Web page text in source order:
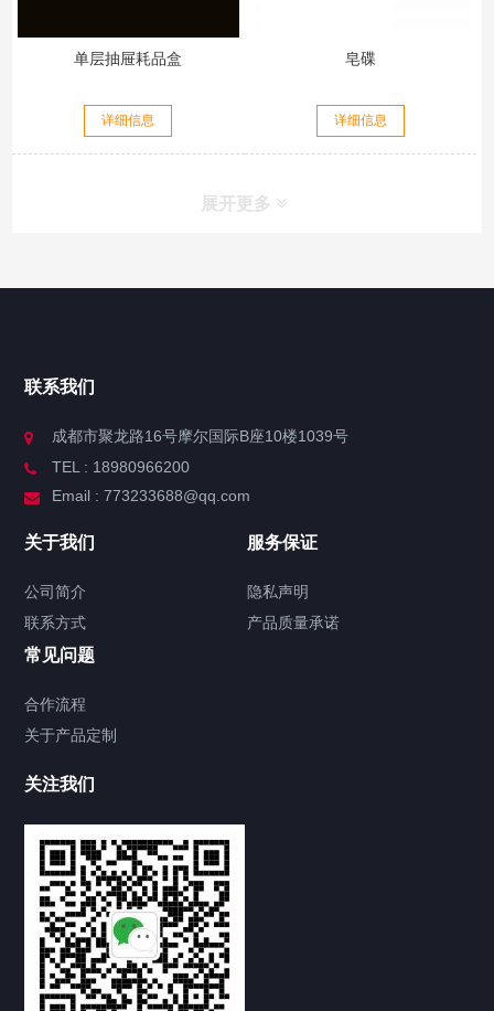
单层抽屉耗品盒
详细信息
皂碟
详细信息
展开更多
联系我们
成都市聚龙路16号摩尔国际B座10楼1039号
TEL : 18980966200
Email : 773233688@qq.com
关于我们
公司简介
联系方式
服务保证
隐私声明
产品质量承诺
常见问题
合作流程
关于产品定制
关注我们